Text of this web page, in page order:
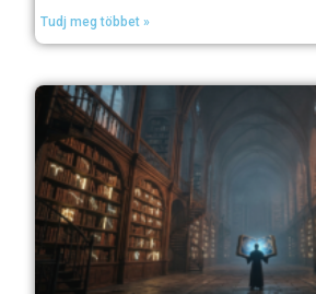
Tudj meg többet »